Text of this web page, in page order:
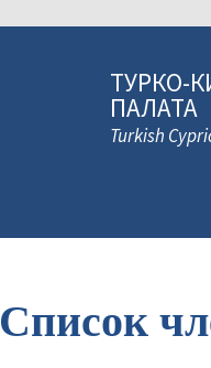
ТУРКО-
ПАЛАТА
Turkish
Список